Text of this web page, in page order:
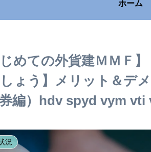
ホーム
じめての外貨建ＭＭＦ
ょう】メリット＆デ
券編）hdv spyd vym
況